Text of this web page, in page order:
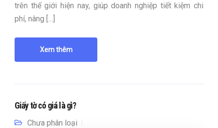
trên thế giới hiện nay, giúp doanh nghiệp tiết kiệm chi
phí, nâng […]
Xem thêm
Giấy tờ có giá là gì?
Chưa phân loại